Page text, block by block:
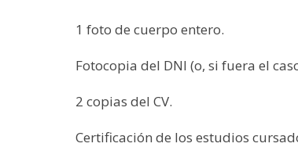
1 foto de cuerpo entero.
Fotocopia del DNI (o, si fuera el
2 copias del CV.
Certificación de los estudios